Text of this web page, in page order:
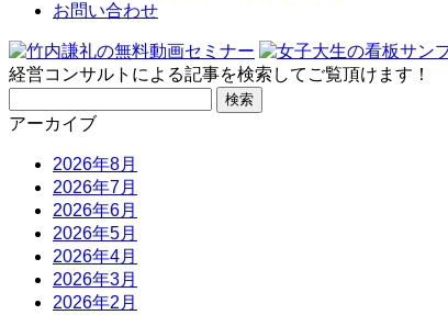
お問い合わせ
経営コンサルトによる記事を検索してご覧頂けます！
索:
アーカイブ
2026年8月
2026年7月
2026年6月
2026年5月
2026年4月
2026年3月
2026年2月